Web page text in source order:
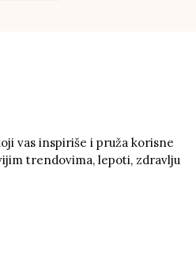
vas inspiriše i pruža korisne
trendovima, lepoti, zdravlju